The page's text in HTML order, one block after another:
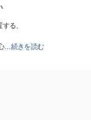
る、
…続きを読む